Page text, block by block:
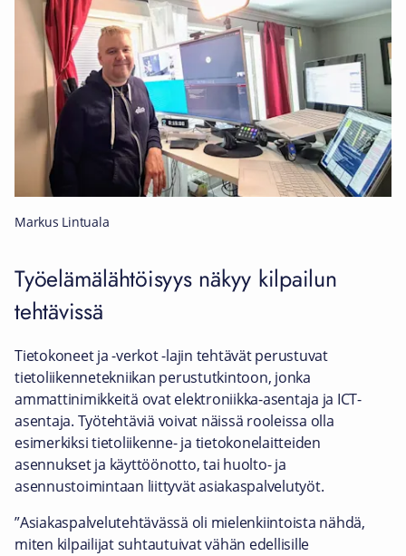
Markus Lintuala
Työelämälähtöisyys näkyy kilpailun
tehtävissä
Tietokoneet ja -verkot -lajin tehtävät perustuvat
tietoliikennetekniikan perustutkintoon, jonka
ammattinimikkeitä ovat elektroniikka-asentaja ja ICT-
asentaja. Työtehtäviä voivat näissä rooleissa olla
esimerkiksi tietoliikenne- ja tietokonelaitteiden
asennukset ja käyttöönotto, tai huolto- ja
asennustoimintaan liittyvät asiakaspalvelutyöt.
”Asiakaspalvelutehtävässä oli mielenkiintoista nähdä,
miten kilpailijat suhtautuivat vähän edellisille